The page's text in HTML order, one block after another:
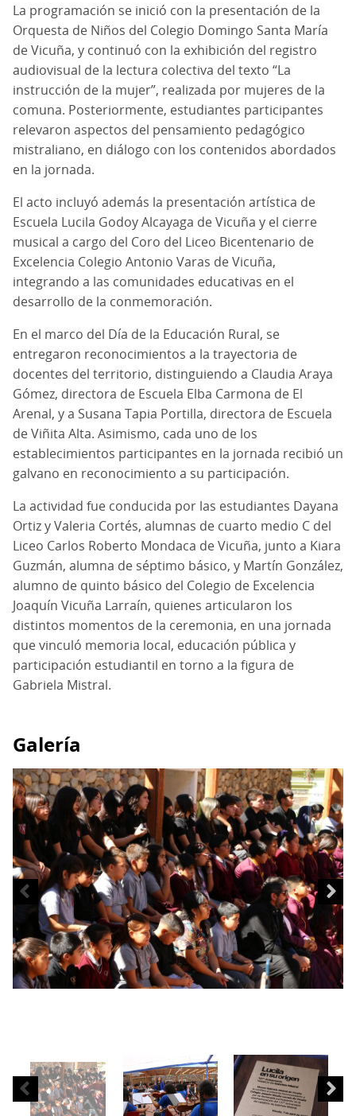
La programación se inició con la presentación de la
Orquesta de Niños del Colegio Domingo Santa María
de Vicuña, y continuó con la exhibición del registro
audiovisual de la lectura colectiva del texto “La
instrucción de la mujer”, realizada por mujeres de la
comuna. Posteriormente, estudiantes participantes
relevaron aspectos del pensamiento pedagógico
mistraliano, en diálogo con los contenidos abordados
en la jornada.
El acto incluyó además la presentación artística de
Escuela Lucila Godoy Alcayaga de Vicuña y el cierre
musical a cargo del Coro del Liceo Bicentenario de
Excelencia Colegio Antonio Varas de Vicuña,
integrando a las comunidades educativas en el
desarrollo de la conmemoración.
En el marco del Día de la Educación Rural, se
entregaron reconocimientos a la trayectoria de
docentes del territorio, distinguiendo a Claudia Araya
Gómez, directora de Escuela Elba Carmona de El
Arenal, y a Susana Tapia Portilla, directora de Escuela
de Viñita Alta. Asimismo, cada uno de los
establecimientos participantes en la jornada recibió un
galvano en reconocimiento a su participación.
La actividad fue conducida por las estudiantes Dayana
Ortiz y Valeria Cortés, alumnas de cuarto medio C del
Liceo Carlos Roberto Mondaca de Vicuña, junto a Kiara
Guzmán, alumna de séptimo básico, y Martín González,
alumno de quinto básico del Colegio de Excelencia
Joaquín Vicuña Larraín, quienes articularon los
distintos momentos de la ceremonia, en una jornada
que vinculó memoria local, educación pública y
participación estudiantil en torno a la figura de
Gabriela Mistral.
Galería